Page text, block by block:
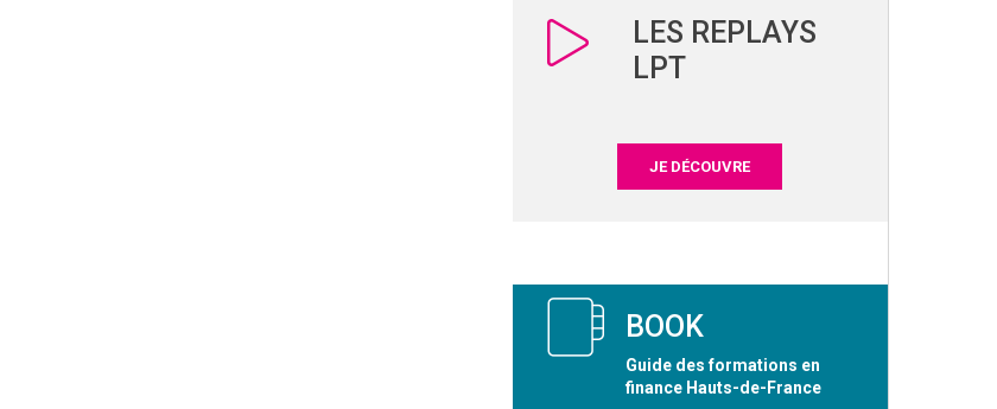
LES REPLAYS
LPT
JE DÉCOUVRE
BOOK
Guide des formations en
finance Hauts-de-France